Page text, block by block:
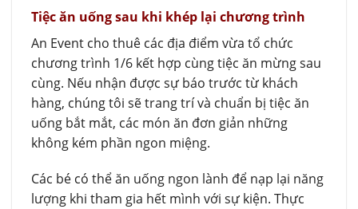
Tiệc ăn uống sau khi khép lại chương trình
An Event cho thuê các địa điểm vừa tổ chức
chương trình 1/6 kết hợp cùng tiệc ăn mừng sau
cùng. Nếu nhận được sự báo trước từ khách
hàng, chúng tôi sẽ trang trí và chuẩn bị tiệc ăn
uống bắt mắt, các món ăn đơn giản những
không kém phần ngon miệng.
Các bé có thể ăn uống ngon lành để nạp lại năng
lượng khi tham gia hết mình với sự kiện. Thực